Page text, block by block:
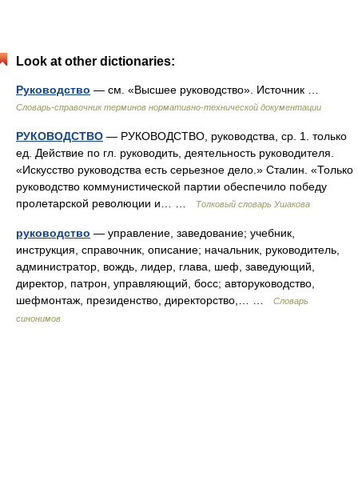
Look at other dictionaries:
Руководство — см. «Высшее руководство». Источник …
Словарь-справочник терминов нормативно-технической документации
РУКОВОДСТВО — РУКОВОДСТВО, руководства, ср. 1. только
ед. Действие по гл. руководить, деятельность руководителя.
«Искусство руководства есть серьезное дело.» Сталин. «Только
руководство коммунистической партии обеспечило победу
пролетарской революции и… …
Толковый словарь Ушакова
руководство — управление, заведование; учебник,
инструкция, справочник, описание; начальник, руководитель,
администратор, вождь, лидер, глава, шеф, заведующий,
директор, патрон, управляющий, босс; авторуководство,
шефмонтаж, президенство, директорство,… …
Словарь
синонимов